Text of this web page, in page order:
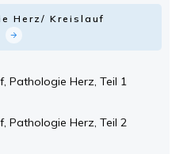
Herz/ Kreislauf
Pathologie Herz, Teil 1
Pathologie Herz, Teil 2